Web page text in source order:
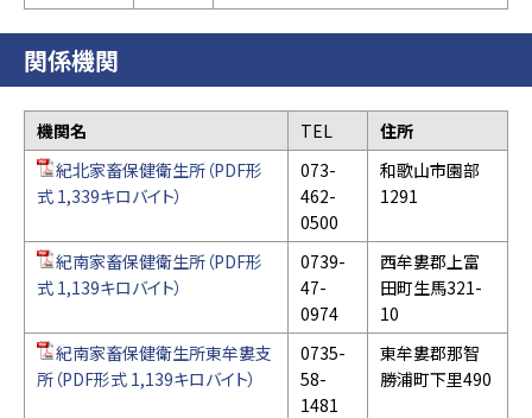
関係機関
機関名 TEL
住所
紀北家畜保健衛生所（PDF形
式 1,339キロバイト）
073-
462-
0500
和歌山市園部
1291
紀南家畜保健衛生所（PDF形
式 1,139キロバイト）
0739-
47-
0974
西牟婁郡上富
田町生馬321-
10
紀南家畜保健衛生所東牟婁支
所（PDF形式 1,139キロバイト）
0735-
58-
1481
東牟婁郡那智
勝浦町下里490